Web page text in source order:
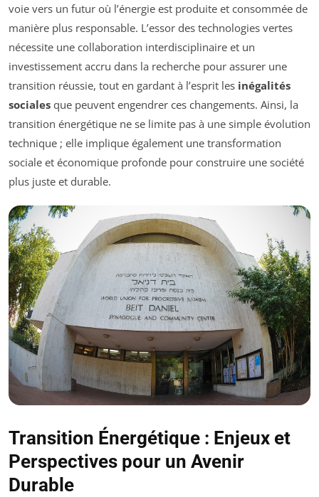
voie vers un futur où l’énergie est produite et consommée de
manière plus responsable. L’essor des technologies vertes
nécessite une collaboration interdisciplinaire et un
investissement accru dans la recherche pour assurer une
transition réussie, tout en gardant à l’esprit les inégalités
sociales que peuvent engendrer ces changements. Ainsi, la
transition énergétique ne se limite pas à une simple évolution
technique ; elle implique également une transformation
sociale et économique profonde pour construire une société
plus juste et durable.
Transition Énergétique : Enjeux et
Perspectives pour un Avenir
Durable